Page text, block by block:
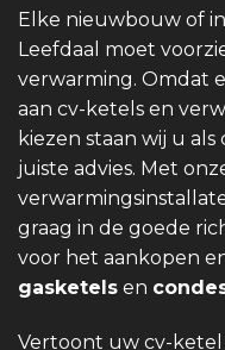
Elke nieuwbouw of
Leefdaal moet
verwarming. Omdat
aan cv-ketels en
kiezen staan wij u
juiste advies. Met
graag in de goede
voor het aankopen
gasketels en
Vertoont uw cv-